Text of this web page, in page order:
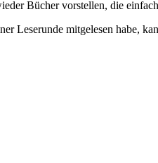
Bücher vorstellen, die
Leserunde mitgelesen habe,